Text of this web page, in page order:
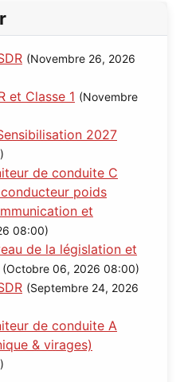
(Novembre 26, 2026
et Classe 1 (Novembre
2027
de conduite C
poids
et
08:00)
de la législation et
(Octobre 06, 2026 08:00)
(Septembre 24, 2026
de conduite A
& virages)